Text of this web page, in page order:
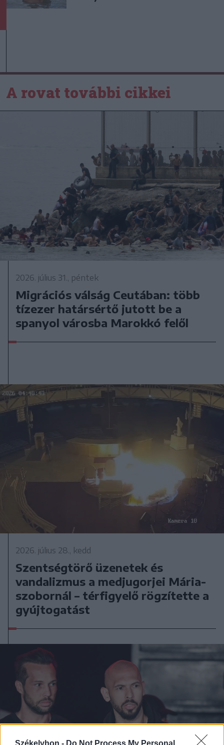
Székelyhon - Do Not Process My Personal
A rovat további cikkei
2026. július 31., péntek
Migrációs válság Ceutában: több
tízezer határsértő jutott be a
spanyol városba Marokkó felől
2026. július 28., kedd
Szentségtörő üzenetek és
vandalizmus a medjugorjei Mária-
szobornál – térfigyelő rögzítette a
gyújtogatást